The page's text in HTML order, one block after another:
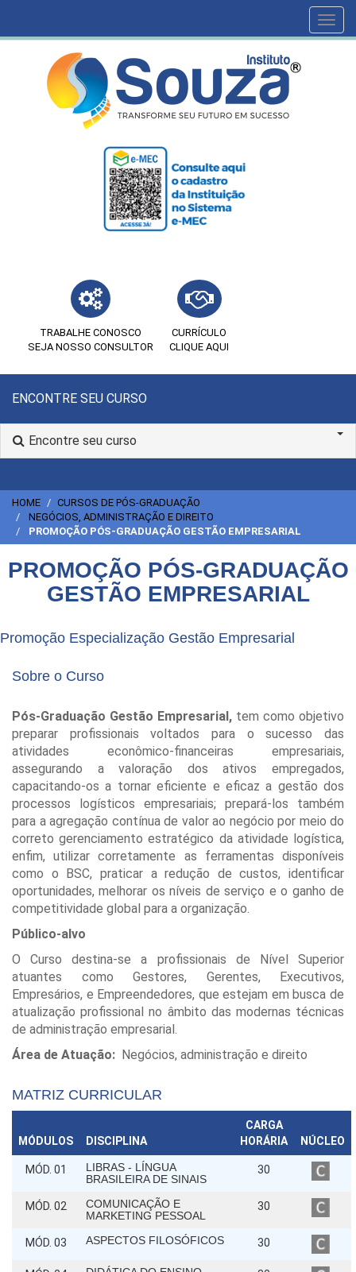
TRABALHE CONOSCO
SEJA NOSSO CONSULTOR
CURRÍCULO
CLIQUE AQUI
ENCONTRE SEU CURSO
Encontre seu curso
HOME
CURSOS DE PÓS-GRADUAÇÃO
NEGÓCIOS, ADMINISTRAÇÃO E DIREITO
PROMOÇÃO PÓS-GRADUAÇÃO GESTÃO EMPRESARIAL
PROMOÇÃO PÓS-GRADUAÇÃO
GESTÃO EMPRESARIAL
Promoção Especialização Gestão Empresarial
Sobre o Curso
Pós-Graduação Gestão Empresarial, tem como objetivo
preparar profissionais voltados para o sucesso das
atividades econômico-financeiras empresariais,
assegurando a valoração dos ativos empregados,
capacitando-os a tornar eficiente e eficaz a gestão dos
processos logísticos empresariais; prepará-los também
para a agregação contínua de valor ao negócio por meio do
correto gerenciamento estratégico da atividade logística,
enfim, utilizar corretamente as ferramentas disponíveis
como o BSC, praticar a redução de custos, identificar
oportunidades, melhorar os níveis de serviço e o ganho de
competitividade global para a organização.
Público-alvo
O Curso destina-se a profissionais de Nível Superior
atuantes como Gestores, Gerentes, Executivos,
Empresários, e Empreendedores, que estejam em busca de
atualização profissional no âmbito das modernas técnicas
de administração empresarial.
Área de Atuação: Negócios, administração e direito
MATRIZ CURRICULAR
MÓDULOS DISCIPLINA
CARGA
HORÁRIA
NÚCLEO
MÓD. 01
LIBRAS - LÍNGUA
BRASILEIRA DE SINAIS
30
MÓD. 02
COMUNICAÇÃO E
MARKETING PESSOAL
30
MÓD. 03 ASPECTOS FILOSÓFICOS 30